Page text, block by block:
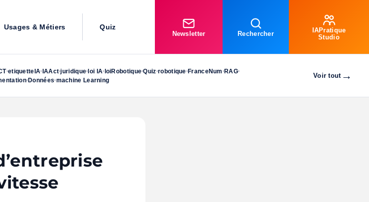
Usages & Métiers Quiz
Newsletter Rechercher
IAPratique
Studio
•etiquetteIA• IAAct•juridique• loi IA• loiRobotique•Quiz•robotique• FranceNum • RAG•
• Données•machine Learning
Voir tout→